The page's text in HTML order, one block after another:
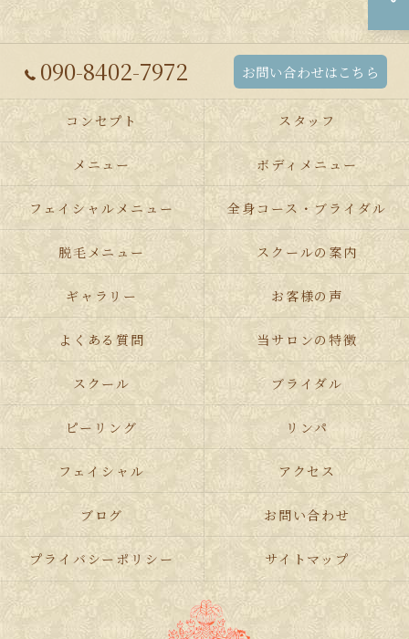
090-8402-7972 お問い合わせはこちら
コンセプト スタッフ
メニュー ボディメニュー
フェイシャルメニュー 全身コース・ブライダル
脱毛メニュー スクールの案内
ギャラリー お客様の声
よくある質問 当サロンの特徴
スクール ブライダル
ピーリング リンパ
フェイシャル アクセス
ブログ お問い合わせ
プライバシーポリシー サイトマップ